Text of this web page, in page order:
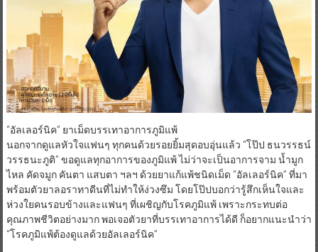
“อัลเลอร์นิค” ยาเม็ดบรรเทาอาการภูมิแพ้
นอกจากดูแลหัวใจแฟนๆ ทุกคนด้วยรอยยิ้มสุดอบอุ่นแล้ว “โป๊ป ธนวรรธน์
วรรธนะภูติ” ขอดูแลทุกอาการของภูมิแพ้ ไม่ว่าจะเป็นอาการจาม น้ำมูก
ไหล คัดจมูก คันตา แสบตา ฯลฯ ด้วยยาแก้แพ้ชนิดเม็ด “อัลเลอร์นิค” ที่มา
พร้อมตัวยาลอราทาดีนที่ไม่ทำให้ง่วงซึม โดยโป๊ปบอกว่ารู้สึกเห็นใจและ
ห่วงใยคนรอบข้างและแฟนๆ ที่เผชิญกับโรคภูมิแพ้ เพราะกระทบต่อ
คุณภาพชีวิตอย่างมาก พอเจอตัวยาที่บรรเทาอาการได้ดี ก็อยากแนะนำว่า
“โรคภูมิแพ้ต้องดูแลด้วยอัลเลอร์นิค”